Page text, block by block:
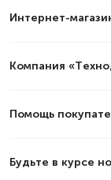
Интернет-
Компания
Помощь
Будьте в курсе